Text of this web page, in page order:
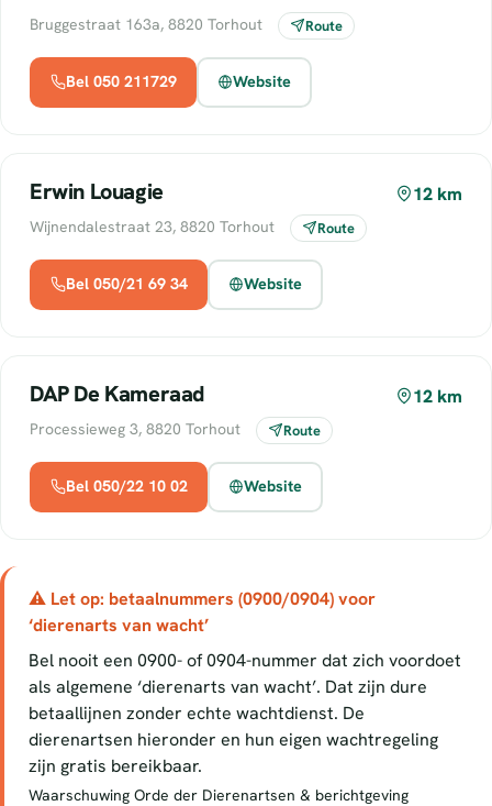
Bruggestraat 163a, 8820 Torhout Route
Bel 050 211729 Website
Erwin Louagie 12 km
Wijnendalestraat 23, 8820 Torhout Route
Bel 050/21 69 34 Website
DAP De Kameraad 12 km
Processieweg 3, 8820 Torhout Route
Bel 050/22 10 02 Website
⚠ Let op: betaalnummers (0900/0904) voor
‘dierenarts van wacht’
Bel nooit een 0900- of 0904-nummer dat zich voordoet
als algemene ‘dierenarts van wacht’. Dat zijn dure
betaallijnen zonder echte wachtdienst. De
dierenartsen hieronder en hun eigen wachtregeling
zijn gratis bereikbaar.
Waarschuwing Orde der Dierenartsen & berichtgeving